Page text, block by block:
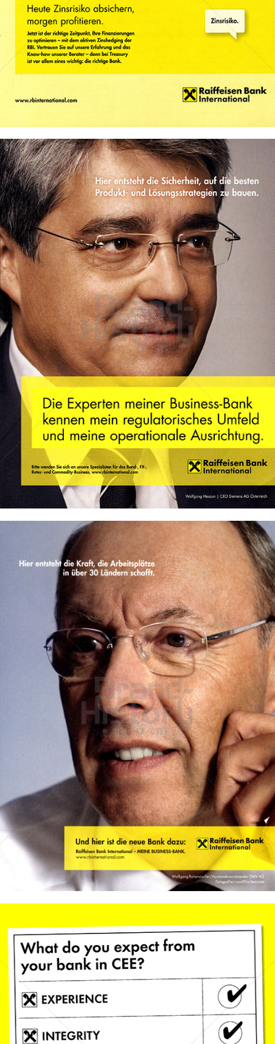
Bild-ID: 69554
Raiffeisen Bank International
Raiffeisen Bankengruppe Österreich
2011
Bild-ID: 45070
Raiffeisen Bank International
Raiffeisen Bankengruppe Österreich
2010
Bild-ID: 46783